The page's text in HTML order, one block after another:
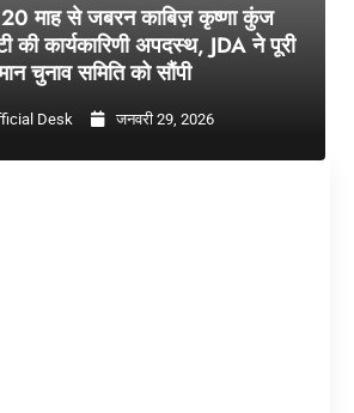
20 माह से जबरन काबिज़ कृष्णा कुंज
की कार्यकारिणी अपदस्थ, JDA ने पूरी
चुनाव समिति को सौंपी
Desk जनवरी 29, 2026